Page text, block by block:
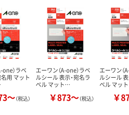
one）ラベ
用 マット
～（税込）
エーワン（A-one）ラベ
ルシール 表示・宛名ラ
ベル マット…
￥873～（税込）
エーワン（
ルシール
ベル マッ
￥